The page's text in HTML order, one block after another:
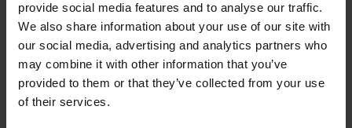
provide social media features and to analyse our traffic.
We also share information about your use of our site with
our social media, advertising and analytics partners who
may combine it with other information that you’ve
provided to them or that they’ve collected from your use
of their services.